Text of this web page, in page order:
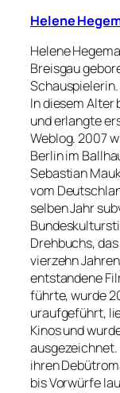
Helene
Helene
Breisgau
Schauspielerin.
In diesem Alter
und erlangte
Weblog. 2007
Berlin im
Sebastian
vom
selben Jahr
Drehbuchs,
vierzehn
entstandene
führte, wurde
uraufgeführt,
Kinos und
ihren
bis Vorwürfe